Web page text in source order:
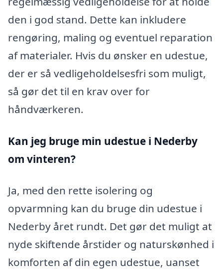
den i god stand. Dette kan inkludere
rengøring, maling og eventuel reparation
af materialer. Hvis du ønsker en udestue,
der er så vedligeholdelsesfri som muligt,
så gør det til en krav over for
håndværkeren.
Kan jeg bruge min udestue i Nederby
om vinteren?
Ja, med den rette isolering og
opvarmning kan du bruge din udestue i
Nederby året rundt. Det gør det muligt at
nyde skiftende årstider og naturskønhed i
komforten af din egen udestue, uanset